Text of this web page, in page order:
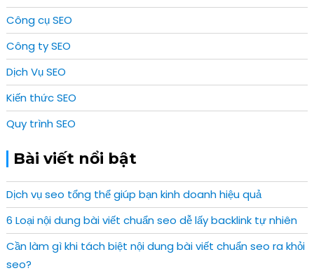
Công cụ SEO
Công ty SEO
Dịch Vụ SEO
Kiến thức SEO
Quy trình SEO
Bài viết nổi bật
Dịch vụ seo tổng thể giúp bạn kinh doanh hiệu quả
6 Loại nội dung bài viết chuẩn seo dễ lấy backlink tự nhiên
Cần làm gì khi tách biệt nội dung bài viết chuẩn seo ra khỏi
seo?